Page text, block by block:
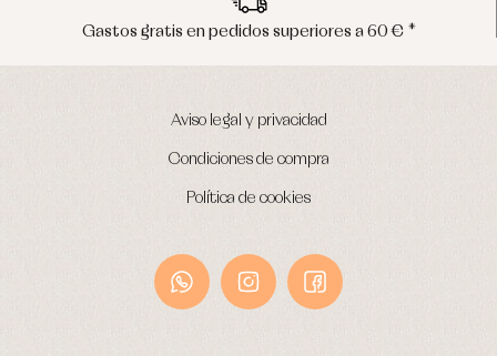
en pedidos superiores a 60 € *
Aviso legal y privacidad
Condiciones de compra
Política de cookies